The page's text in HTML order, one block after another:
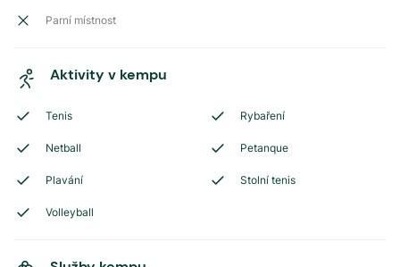
Parní místnost
Aktivity v kempu
Tenis Rybaření
Netball Petanque
Plavání Stolní tenis
Volleyball